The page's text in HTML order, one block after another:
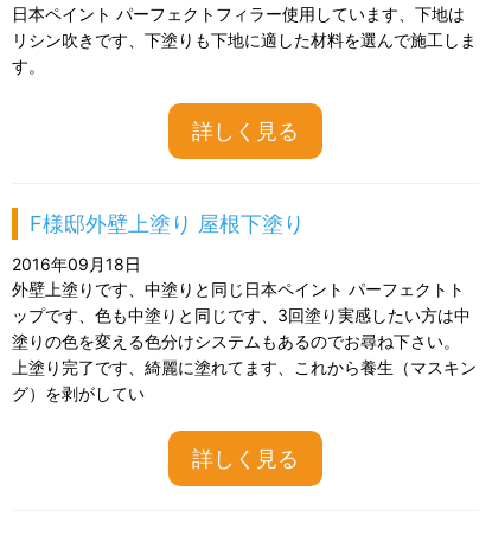
日本ペイント パーフェクトフィラー使用しています、下地は
リシン吹きです、下塗りも下地に適した材料を選んで施工しま
す。
詳しく見る
F様邸外壁上塗り 屋根下塗り
2016年09月18日
外壁上塗りです、中塗りと同じ日本ペイント パーフェクトト
ップです、色も中塗りと同じです、3回塗り実感したい方は中
塗りの色を変える色分けシステムもあるのでお尋ね下さい。
上塗り完了です、綺麗に塗れてます、これから養生（マスキン
グ）を剥がしてい
詳しく見る